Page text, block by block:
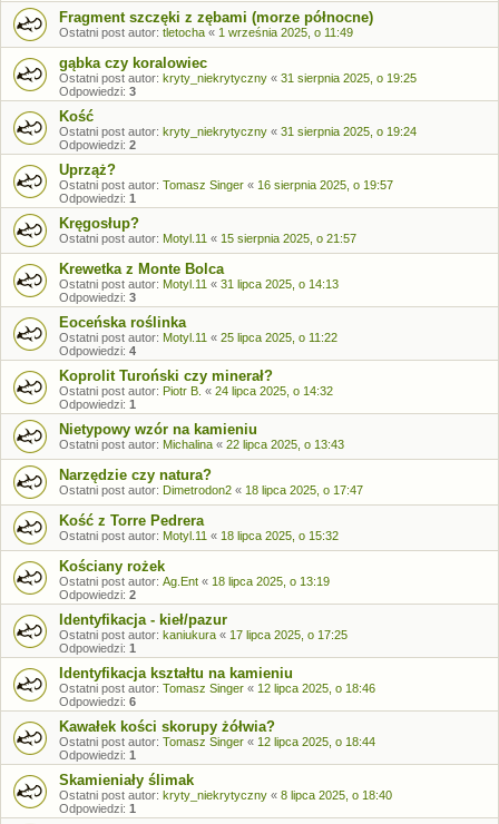
Fragment szczęki z zębami (morze północne)
Ostatni post autor: tletocha « 1 września 2025, o 11:49
gąbka czy koralowiec
Ostatni post autor: kryty_niekrytyczny « 31 sierpnia 2025, o 19:25
Odpowiedzi: 3
Kość
Ostatni post autor: kryty_niekrytyczny « 31 sierpnia 2025, o 19:24
Odpowiedzi: 2
Uprząż?
Ostatni post autor: Tomasz Singer « 16 sierpnia 2025, o 19:57
Odpowiedzi: 1
Kręgosłup?
Ostatni post autor: Motyl.11 « 15 sierpnia 2025, o 21:57
Krewetka z Monte Bolca
Ostatni post autor: Motyl.11 « 31 lipca 2025, o 14:13
Odpowiedzi: 3
Eoceńska roślinka
Ostatni post autor: Motyl.11 « 25 lipca 2025, o 11:22
Odpowiedzi: 4
Koprolit Turoński czy minerał?
Ostatni post autor: Piotr B. « 24 lipca 2025, o 14:32
Odpowiedzi: 1
Nietypowy wzór na kamieniu
Ostatni post autor: Michalina « 22 lipca 2025, o 13:43
Narzędzie czy natura?
Ostatni post autor: Dimetrodon2 « 18 lipca 2025, o 17:47
Kość z Torre Pedrera
Ostatni post autor: Motyl.11 « 18 lipca 2025, o 15:32
Kościany rożek
Ostatni post autor: Ag.Ent « 18 lipca 2025, o 13:19
Odpowiedzi: 2
Identyfikacja - kieł/pazur
Ostatni post autor: kaniukura « 17 lipca 2025, o 17:25
Odpowiedzi: 1
Identyfikacja kształtu na kamieniu
Ostatni post autor: Tomasz Singer « 12 lipca 2025, o 18:46
Odpowiedzi: 6
Kawałek kości skorupy żółwia?
Ostatni post autor: Tomasz Singer « 12 lipca 2025, o 18:44
Odpowiedzi: 1
Skamieniały ślimak
Ostatni post autor: kryty_niekrytyczny « 8 lipca 2025, o 18:40
Odpowiedzi: 1